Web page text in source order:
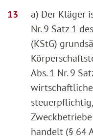
a) Der Kläger
Nr. 9 Satz 1
(KStG)
Abs. 1 Nr. 9
handelt (§ 64